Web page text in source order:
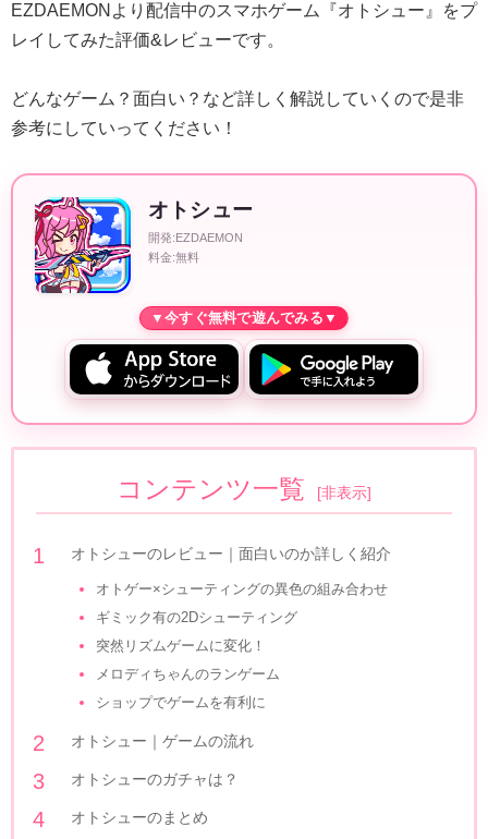
EZDAEMONより配信中のスマホゲーム『オトシュー』をプ
レイしてみた評価&レビューです。
どんなゲーム？面白い？など詳しく解説していくので是非
参考にしていってください！
オトシュー
開発:EZDAEMON
料金:無料
コンテンツ一覧 [非表示]
オトシューのレビュー｜面白いのか詳しく紹介
オトゲー×シューティングの異色の組み合わせ
ギミック有の2Dシューティング
突然リズムゲームに変化！
メロディちゃんのランゲーム
ショップでゲームを有利に
オトシュー｜ゲームの流れ
オトシューのガチャは？
オトシューのまとめ